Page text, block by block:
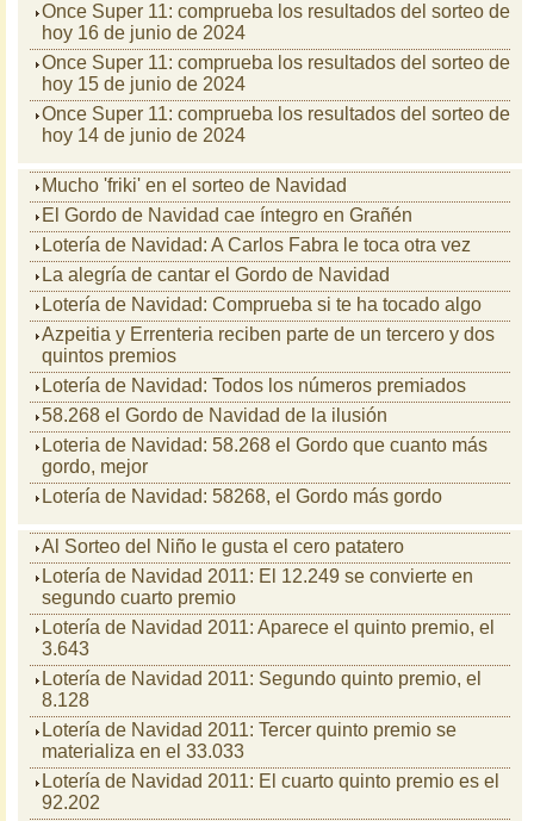
Once Super 11: comprueba los resultados del sorteo de
hoy 16 de junio de 2024
Once Super 11: comprueba los resultados del sorteo de
hoy 15 de junio de 2024
Once Super 11: comprueba los resultados del sorteo de
hoy 14 de junio de 2024
Mucho 'friki' en el sorteo de Navidad
El Gordo de Navidad cae íntegro en Grañén
Lotería de Navidad: A Carlos Fabra le toca otra vez
La alegría de cantar el Gordo de Navidad
Lotería de Navidad: Comprueba si te ha tocado algo
Azpeitia y Errenteria reciben parte de un tercero y dos
quintos premios
Lotería de Navidad: Todos los números premiados
58.268 el Gordo de Navidad de la ilusión
Loteria de Navidad: 58.268 el Gordo que cuanto más
gordo, mejor
Lotería de Navidad: 58268, el Gordo más gordo
Al Sorteo del Niño le gusta el cero patatero
Lotería de Navidad 2011: El 12.249 se convierte en
segundo cuarto premio
Lotería de Navidad 2011: Aparece el quinto premio, el
3.643
Lotería de Navidad 2011: Segundo quinto premio, el
8.128
Lotería de Navidad 2011: Tercer quinto premio se
materializa en el 33.033
Lotería de Navidad 2011: El cuarto quinto premio es el
92.202